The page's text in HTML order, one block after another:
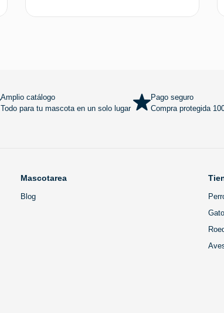
Amplio catálogo
Todo para tu mascota en un solo lugar
Pago seguro
Compra protegida
Mascotarea
Blog